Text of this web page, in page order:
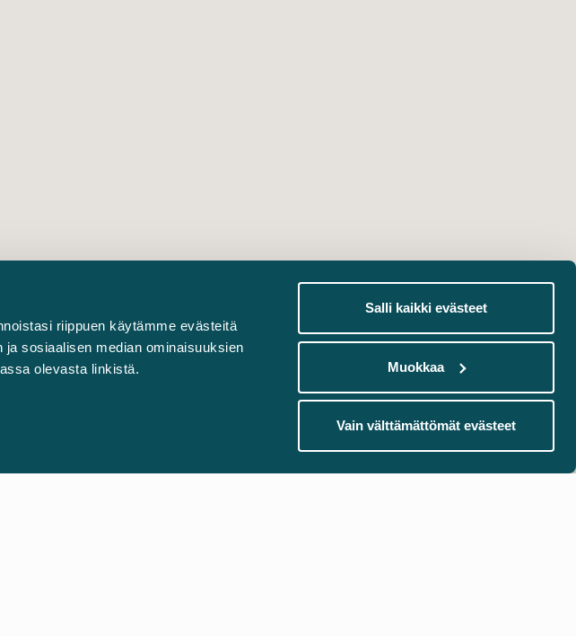
riippuen käytämme evästeitä
sosiaalisen median ominaisuuksien
olevasta linkistä.
Salli kaikki evästeet
Muokkaa
Vain välttämättömät evästeet